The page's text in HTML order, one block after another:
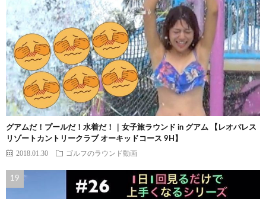
グアムだ！プールだ！水着だ！｜女子旅ラウンド in グアム 【レオパレス
リゾートカントリークラブ オーキッドコース 9H】
2018.01.30 ゴルフのラウンド動画